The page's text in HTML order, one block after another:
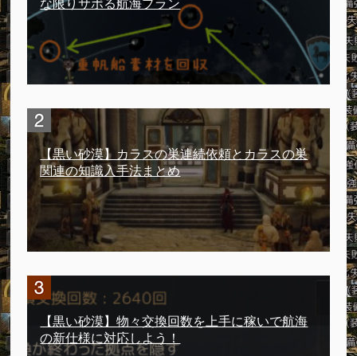
な限りサボる航海プラン
【黒い砂漠】カラスの巣連続依頼とカラスの巣
関連の知識入手法まとめ
【黒い砂漠】物々交換回数を上手に稼いで航海
の新仕様に対応しよう！